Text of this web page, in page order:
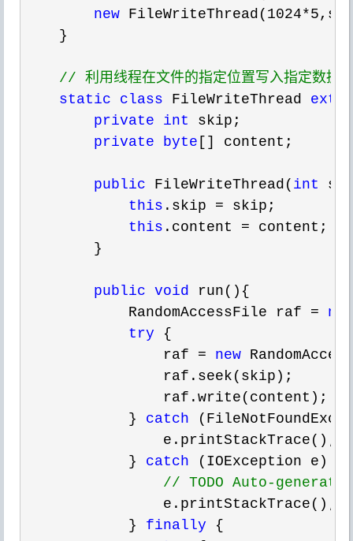
new
    }
// 利用线程在文件的指定位置写入指定数
static
class FileWriteThread
private
int skip;
private
byte [] content;
public FileWriteThread( int
this .skip = skip;
this .content = content;
        }
public void run(){
            RandomAccessFile raf
=
try {
                raf
= new
                raf.seek(skip);
                raf.write(content);
            }
catch
                e.printStackTrace();
            }
catch (IOException e)
// TODO Auto-
                e.printStackTrace();
            }
finally {